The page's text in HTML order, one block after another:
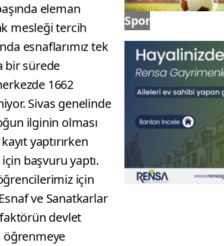
eleman
mesleği tercih
esnaflarımız tek
bir sürede
1662
Sivas genelinde
ilginin olması
yaptırırken
başvuru yaptı.
için
ve Sanatkarlar
faktörün devlet
öğrenmeye
Spor